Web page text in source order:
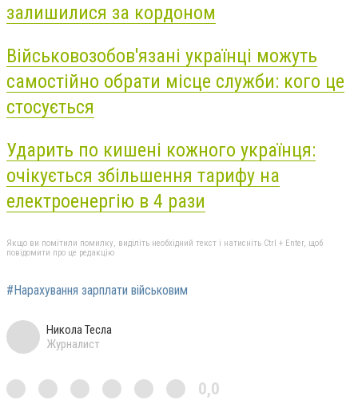
залишилися за кордоном
Військовозобов'язані українці можуть
самостійно обрати місце служби: кого це
стосується
Ударить по кишені кожного українця:
очікується збільшення тарифу на
електроенергію в 4 рази
Якщо ви помітили помилку, виділіть необхідний текст і натисніть Ctrl + Enter, щоб
повідомити про це редакцію
#Нарахування зарплати військовим
Никола Тесла
Журналист
0,0